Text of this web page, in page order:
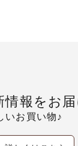
報をお届
いお買い物♪